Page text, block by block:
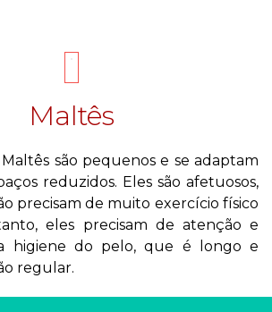
Maltês
são pequenos e se adaptam
reduzidos. Eles são afetuosos,
precisam de muito exercício físico
eles precisam de atenção e
higiene do pelo, que é longo e
regular.